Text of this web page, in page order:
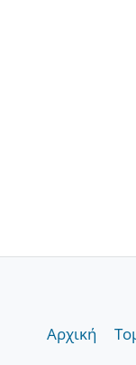
Αρχική